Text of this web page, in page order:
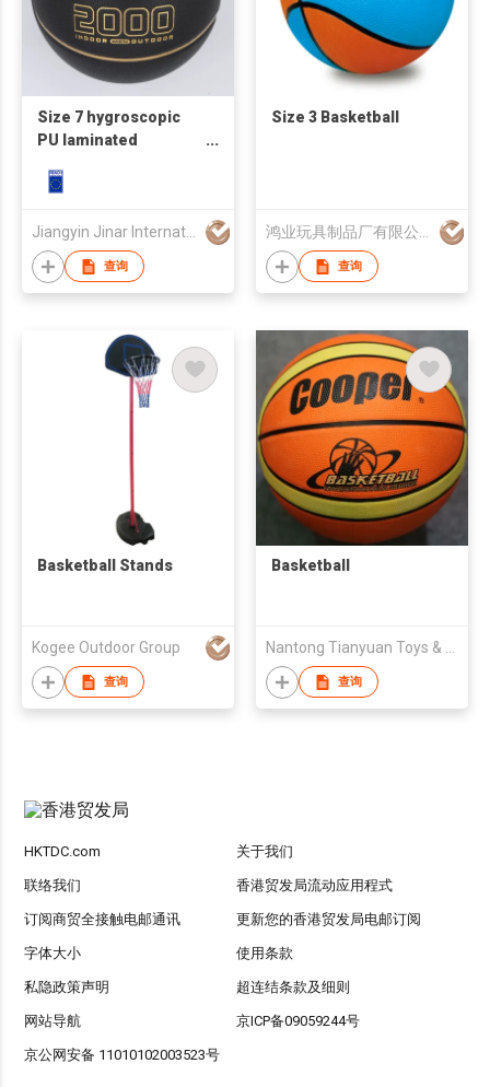
Size 7 hygroscopic
PU laminated
golden tech
Jiangyin Jinar International Corp
查询
Size 3 Basketball
查询
Basketball Stands
Kogee Outdoor Group
查询
Basketball
Nantong Tianyuan Toys & Gifts Co., Ltd.
查询
HKTDC.com 关于我们
联络我们 香港贸发局流动应用程式
订阅商贸全接触电邮通讯 更新您的香港贸发局电邮订阅
字体大小 使用条款
私隐政策声明 超连结条款及细则
网站导航 京ICP备09059244号
京公网安备 11010102003523号